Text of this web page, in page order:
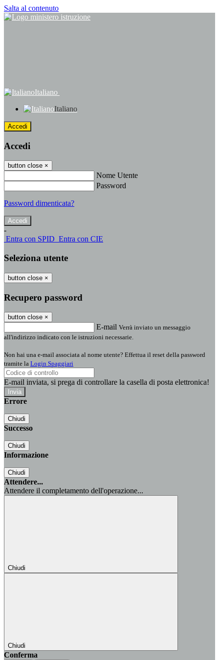
Salta al contenuto
Italiano
Italiano
Accedi
Accedi
button close ×
Nome Utente
Password
Password dimenticata?
-
Entra con SPID Entra con CIE
Seleziona utente
button close ×
Recupero password
button close ×
E-mail Verrà inviato un messaggio
all'indirizzo indicato con le istruzioni necessarie.
Non hai una e-mail associata al nome utente? Effettua il reset della password
tramite la Login Spaggiari
E-mail inviata, si prega di controllare la casella di posta elettronica!
Errore
Chiudi
Successo
Chiudi
Informazione
Chiudi
Attendere...
Attendere il completamento dell'operazione...
Chiudi
Chiudi
Conferma